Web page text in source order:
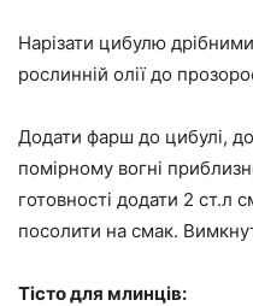
Нарізати цибулю
рослинній олії до
Додати фарш до цибулі,
помірному вогні
готовності додати 2 ст.л
посолити на смак.
Тісто для млинців: